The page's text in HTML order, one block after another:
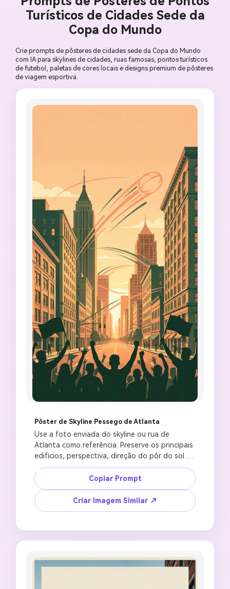
Turísticos de Cidades Sede da
Copa do Mundo
Crie prompts de pôsteres de cidades sede da Copa do Mundo
com IA para skylines de cidades, ruas famosas, pontos turísticos
de futebol, paletas de cores locais e designs premium de pôsteres
de viagem esportiva.
Pôster de Skyline Pessego de Atlanta
Use a foto enviada do skyline ou rua de
Atlanta como referência. Preserve os principais
edifícios, perspectiva, direção do pôr do sol e
qualidade da imagem. Crie um pôster de cidade
sede da Copa do Mundo com IA com uma
paleta de cores quentes em pêssego e verde
escuro, linhas de movimento de futebol
cruzando o skyline, silhuetas de torcedores
título, estilo premium de pôster de viagem
esportiva, composição vertical 4:5, sem
sem escudo de time, sem texto falso de
Copiar Prompt
Criar Imagem Similar ↗